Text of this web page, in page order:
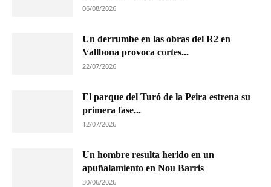
06/08/2026
Un derrumbe en las obras del R2 en
Vallbona provoca cortes...
22/07/2026
El parque del Turó de la Peira estrena su
primera fase...
12/07/2026
Un hombre resulta herido en un
apuñalamiento en Nou Barris
30/06/2026